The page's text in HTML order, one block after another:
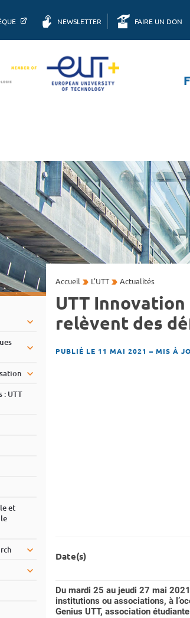
NEWSLETTER FAIRE UN DON
: UTT
et
Accueil L'UTT Actualités
UTT
relèvent des
PUBLIÉ LE 11 MAI 2021 – MIS À
Date(s)
Du mardi 25 au jeudi 27 mai
institutions ou associations, à
Genius UTT, association